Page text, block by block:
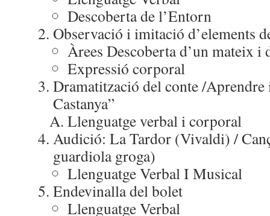
Descoberta de l’Entorn
Observació i imitació d’elements
Àrees Descoberta d’un mateix i
Expressió corporal
Dramatització del conte /Aprendre
Castanya”
Llenguatge verbal i corporal
Audició: La Tardor (Vivaldi) /
guardiola groga)
Llenguatge Verbal I Musical
Endevinalla del bolet
Llenguatge Verbal